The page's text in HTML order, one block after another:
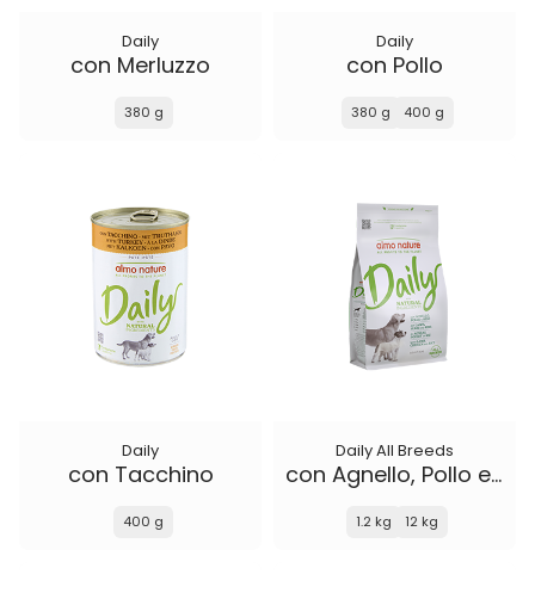
Daily
con Merluzzo
380 g
Daily
con Pollo
380 g 400 g
Daily
con Tacchino
400 g
Daily All Breeds
con Agnello, Pollo e Riso
1.2 kg 12 kg